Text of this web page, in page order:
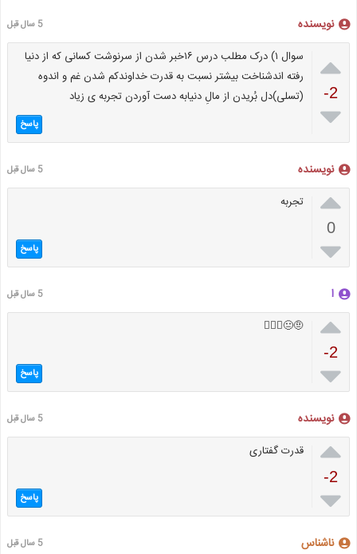
نویسنده 5 سال قبل

-2

سوال ۱) درک مطلب درس ۱۶خبر شدن از سرنوشت کسانی که از دنیا
رفته اندشناخت بیشتر نسبت به قدرت خداوندکم شدن غم و اندوه
(تسلی)دل بُریدن از مالِ دنیابه دست آوردن تجربه ی زیاد
پاسخ
نویسنده 5 سال قبل

0

تجربه
پاسخ
ا 5 سال قبل

-2

🤨😐🤦🏻‍♀️
پاسخ
نویسنده 5 سال قبل

-2

قدرت گفتاری
پاسخ
ناشناس 5 سال قبل